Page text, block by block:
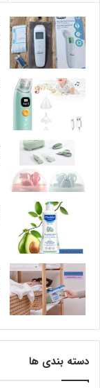
دسته بندی ها